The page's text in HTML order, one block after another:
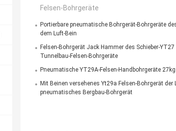
Felsen-Bohrgeräte
Portierbare pneumatische Bohrgerät-Bohrgeräte
dem Luft-Bein
Felsen-Bohrgerät Jack Hammer des Schieber-
Tunnelbau-Felsen-Bohrgeräte
Pneumatische YT29A-Felsen-Handbohrgeräte
Mit Beinen versehenes Yt29a Felsen-Bohrgerät der
pneumatisches Bergbau-Bohrgerät